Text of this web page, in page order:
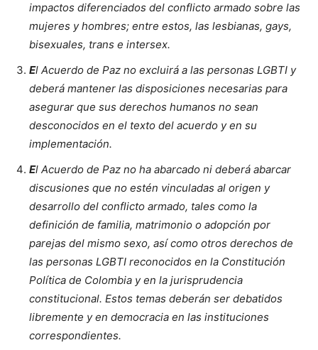
impactos diferenciados del conflicto armado sobre las
mujeres y hombres; entre estos, las lesbianas, gays,
bisexuales, trans e intersex.
El Acuerdo de Paz no excluirá a las personas LGBTI y
deberá mantener las disposiciones necesarias para
asegurar que sus derechos humanos no sean
desconocidos en el texto del acuerdo y en su
implementación.
El Acuerdo de Paz no ha abarcado ni deberá abarcar
discusiones que no estén vinculadas al origen y
desarrollo del conflicto armado, tales como la
definición de familia, matrimonio o adopción por
parejas del mismo sexo, así como otros derechos de
las personas LGBTI reconocidos en la Constitución
Política de Colombia y en la jurisprudencia
constitucional. Estos temas deberán ser debatidos
libremente y en democracia en las instituciones
correspondientes.